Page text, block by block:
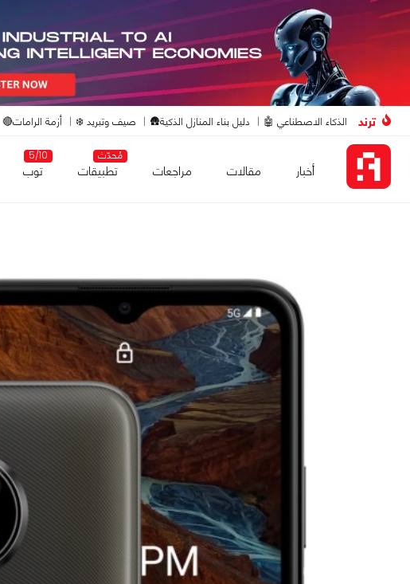
ترند الذكاء الاصطناعي 🤖 دليل بناء المنازل الذكية🛖 صيف وتبريد ❄️ أزمة الرامات🔴
أخبار مقالات مراجعات
مُحدّث
تطبيقات
5/10
توب